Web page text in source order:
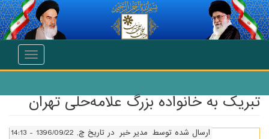
انتقال به محتوای اصلی
Toggle
تبریک به خانواده بزرگ علامه‌حلی تهران
ارسال شده توسط مدیر خبر در تاریخ چ, 1396/09/22 - 14:13